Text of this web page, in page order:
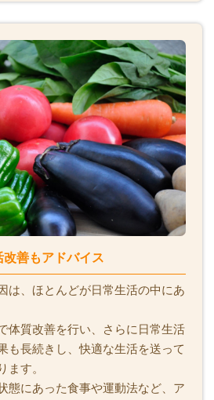
善もアドバイス
は、ほとんどが日常生活の中にあ
体質改善を行い、さらに日常生活
も長続きし、快適な生活を送って
ます。
態にあった食事や運動法など、ア